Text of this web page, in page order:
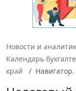
Новости и
Календарь
край